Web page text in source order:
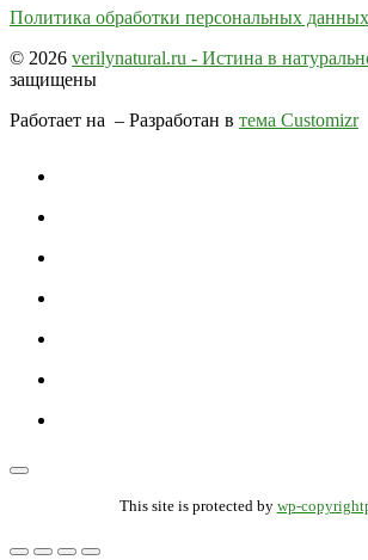
Политика обработки персональных данных
© 2026 verilynatural.ru - Истина в
защищены
Работает на – Разработан в тема Customizr
This site is protected by wp-